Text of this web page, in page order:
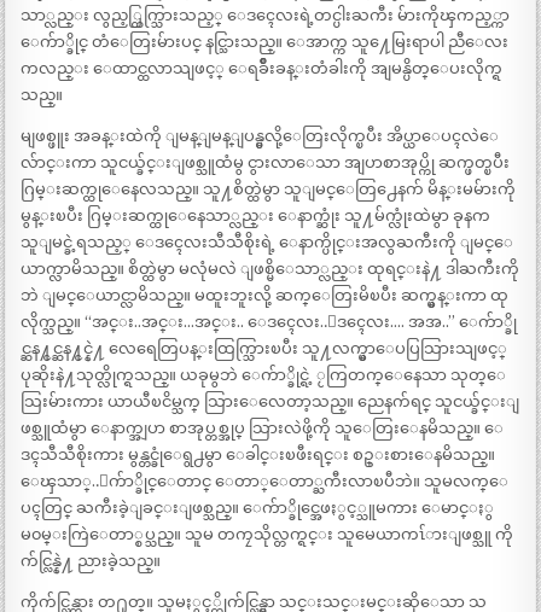
သာ္လည္း လွည့္ထြက္သြားသည့္ ေဒၚေလးရဲ့တင္ပါးႀကီး မ်ားကိုၾကည့္ကာ
ေက်ာ္ခိုင္ တံေတြးမ်ားပင္ နင္သြားသည္။ ေအာက္က သူ႔ေမြးရာပါ ညီေလး
ကလည္း ေထာင္ထလာသျဖင့္ ေရခ်ိဳးခန္းတံခါးကို အျမန္ပိတ္ေပးလိုက္ရ
သည္။
မျဖစ္ဖူး အခန္းထဲကို ျမန္ျမန္ျပန္မွလို့ေတြးလိုက္ၿပီး အိပ္ယာေပၚလဲေ
လ်ာင္းကာ သူငယ္ခ်င္းျဖစ္သူထံမွ ငွားလာေသာ အျပာစာအုပ္ကို ဆက္ဖတ္ၿပီး
ဂြမ္းဆက္ထုေနေလသည္။ သူ႔စိတ္ထဲမွာ သူျမင္ေတြ႕ေနက် မိန္းမမ်ားကို
မွန္းၿပီး ဂြမ္းဆက္ထုေနေသာ္လည္း ေနာက္ဆုံး သူ႔မ်က္လုံးထဲမွာ ခုနက
သူျမင္ခဲ့ရသည့္ ေဒၚေလးသီသီစိုးရဲ့ ေနာက္ပိုင္းအလွႀကီးကို ျမင္ေ
ယာက္လာမိသည္။ စိတ္ထဲမွာ မလုံမလဲ ျဖစ္မိေသာ္လည္း ထုရင္းနဲ႔ ဒါႀကီးကို
ဘဲ ျမင္ေယာင္လာမိသည္။ မထူးဘူးလို့ ဆက္ေတြးမိၿပီး ဆက္မွန္းကာ ထု
လိုက္သည္။ “အင္း..အင္း…အင္း.. ေဒၚေလး..ေဒၚေလး…. အအ..” ေက်ာ္ခို
င္ဆန႔္ငင္ဆန႔္ငင္နဲ႔ လေရေတြပန္းထြက္သြားၿပီး သူ႔လက္မွာေပပြသြားသျဖင့္
ပုဆိုးနဲ႔သုတ္လိုက္ရသည္။ ယခုမွဘဲ ေက်ာ္ခိုင္ရဲ့ ႂကြတက္ေနေသာ သုတ္ေ
သြးမ်ားကား ယာယီၿငိမ္သက္ သြားေလေတာ့သည္။ ညေနက်ရင္ သူငယ္ခ်င္းျ
ဖစ္သူထံမွာ ေနာက္အျပာ စာအုပ္တစ္အုပ္ သြားလဲဖို့ကို သူေတြးေနမိသည္။ ေ
ဒၚသီသီစိုးကား မွန္တင္ခုံေရွ႕မွာ ေခါင္းၿဖီးရင္း စဥ္းစားေနမိသည္။
ေၾသာ္..ေက်ာ္ခိုင္ေတာင္ ေတာ္ေတာ္ႀကီးလာၿပီဘဲ။ သူမလက္ေ
ပၚတြင္ ႀကီးခဲ့ျခင္းျဖစ္သည္။ ေက်ာ္ခိုင္အေဖႏွင့္သူမကား ေမာင္ႏွ
မ၀မ္းကြဲေတာ္စပ္သည္။ သူမ တကၠသိုလ္တက္ရင္း သူမေယာကၤ်ားျဖစ္သူ ကို
က်င္လြန္နဲ႔ ညားခဲ့သည္။
ကိုက်င္လြန္ကား တ႐ုတ္။ သူမႏွင့္ကိုက်င္လြန္မွာ သင္းသင္းမင္းဆိုေသာ သ